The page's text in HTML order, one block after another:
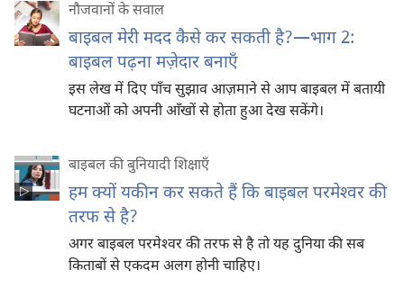
नौजवानों के सवाल
बाइबल मेरी मदद कैसे कर सकती है?—भाग 2:
बाइबल पढ़ना मज़ेदार बनाएँ
इस लेख में दिए पाँच सुझाव आज़माने से आप बाइबल में बतायी
घटनाओं को अपनी आँखों से होता हुआ देख सकेंगे।
बाइबल की बुनियादी शिक्षाएँ
हम क्यों यकीन कर सकते हैं कि बाइबल परमेश्‍वर की
तरफ से है?
अगर बाइबल परमेश्‍वर की तरफ से है तो यह दुनिया की सब
किताबों से एकदम अलग होनी चाहिए।